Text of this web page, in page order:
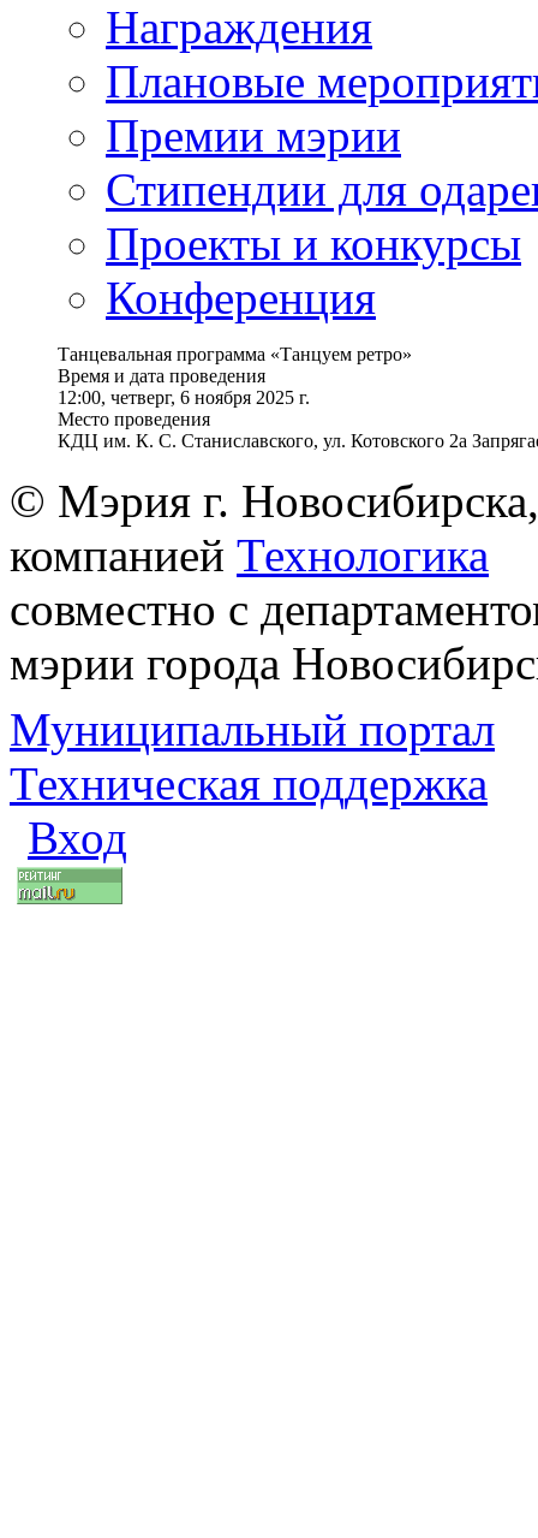
Награждения
Плановые
Премии мэрии
Стипендии для
Проекты и конкурсы
Конференция
Танцевальная программа «Танцуем ретро»
Время и дата проведения
12:00, четверг, 6 ноября 2025 г.
Место проведения
КДЦ им. К. С. Станиславского, ул. Котовского 2а
© Мэрия г.
компанией Технологика
совместно с
мэрии города
Муниципальный портал
Техническая поддержка
Вход